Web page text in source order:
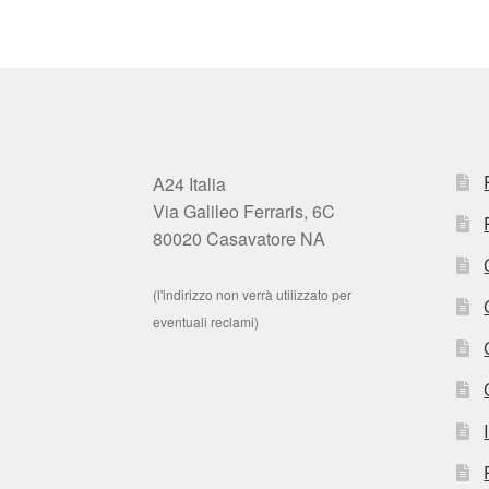
A24 Italia
Via Galileo Ferraris, 6C
80020 Casavatore NA
(l'indirizzo non verrà utilizzato per
eventuali reclami)